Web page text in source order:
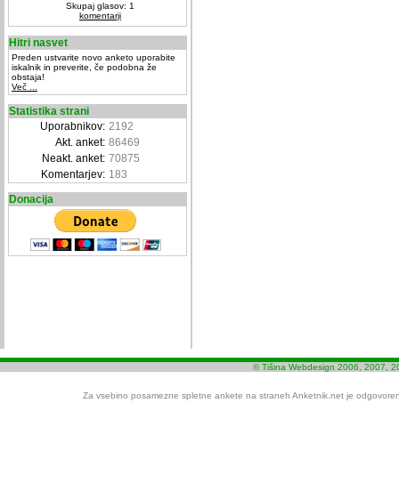
Skupaj glasov: 1
komentarji
Hitri nasvet
Preden ustvarite novo anketo uporabite
iskalnik in preverite, če podobna že
obstaja!
Več ...
Statistika strani
Uporabnikov: 2192
Akt. anket: 86469
Neakt. anket: 70875
Komentarjev: 183
Donacija
© Tišina Webdesign 2006, 2007,
Za vsebino posamezne spletne ankete na straneh Anketnik.net je